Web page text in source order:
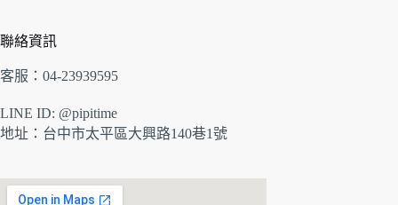
聯絡資訊
客服：04-23939595
LINE ID: @pipitime
地址： 台中市太平區大興路140巷1號